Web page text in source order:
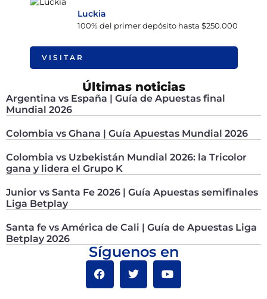
Luckia
100% del primer depósito hasta $250.000
VISITAR
Últimas noticias
Argentina vs España | Guía de Apuestas final
Mundial 2026
Colombia vs Ghana | Guía Apuestas Mundial 2026
Colombia vs Uzbekistán Mundial 2026: la Tricolor
gana y lidera el Grupo K
Junior vs Santa Fe 2026 | Guía Apuestas semifinales
Liga Betplay
Santa fe vs América de Cali | Guía de Apuestas Liga
Betplay 2026
Síguenos en